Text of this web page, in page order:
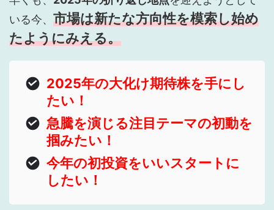
いる今、 市場は新たな方向性を模索し始め
たようにみえる。
2025年の大化け期待株を手にし
たい！
急騰を演じる注目テーマの初動を
掴みたい！
今年の初投資をいいスタートに
したい！